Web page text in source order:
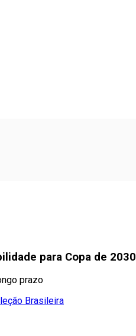
para Copa de 2030
prazo
Brasileira